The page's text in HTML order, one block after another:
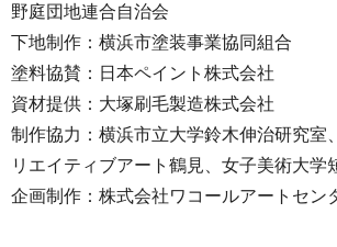
野庭団地連合自治会
下地制作：横浜市塗装事業協同組合
塗料協賛：日本ペイント株式会社
資材提供：大塚刷毛製造株式会社
制作協力：横浜市立大学鈴木伸治研究室
リエイティブアート鶴見、女子美術大
企画制作：株式会社ワコールアートセン